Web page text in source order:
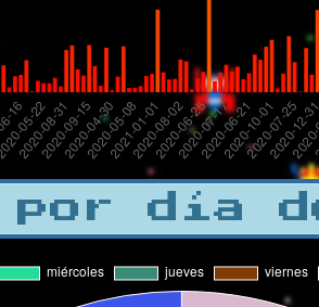
por día